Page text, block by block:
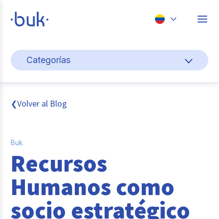
Perú
Categorías
Cultura y bienestar laboral
Gestión de personas
Buk
Transformación digital
Tendencias y Data
❮Volver al Blog
Buk
Recursos
Humanos como
socio estratégico